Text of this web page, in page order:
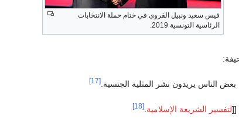
قيس سعيد ونبيل القروي في ختام حملة الانتخابات
الرئاسية التونسية 2019.
الناس يريدون نشر المثلية الجنسية.[17]
[[لتفسير الشريعة الإسلامية.
[18]